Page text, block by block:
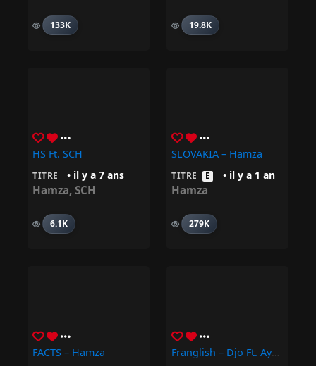
133K 19.8K
HS Ft. SCH
TITRE • il y a 7 ans
Hamza, SCH
6.1K
SLOVAKIA – Hamza
TITRE E • il y a 1 an
Hamza
279K
FACTS – Hamza Franglish – Djo Ft. Aya Nakamura, Hamza